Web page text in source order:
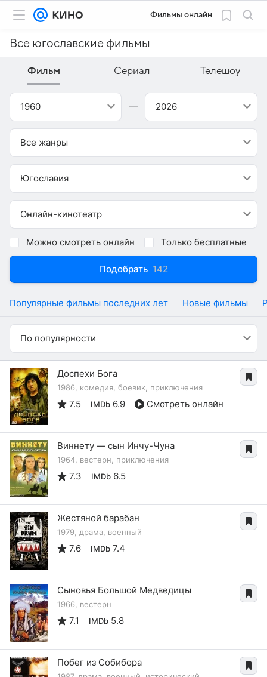
Фильмы онлайн
Все югославские фильмы
Фильм Сериал Телешоу
1960 — 2026
Все жанры
Югославия
Онлайн-кинотеатр
Можно смотреть онлайн Только бесплатные
Подобрать 142
Популярные фильмы последних лет Новые фильмы
По популярности
Доспехи Бога
1986, комедия, боевик, приключения
7.5 IMDb 6.9 Смотреть онлайн
Виннету — сын Инчу-Чуна
1964, вестерн, приключения
7.3 IMDb 6.5
Жестяной барабан
1979, драма, военный
7.6 IMDb 7.4
Сыновья Большой Медведицы
1966, вестерн
7.1 IMDb 5.8
Побег из Собибора